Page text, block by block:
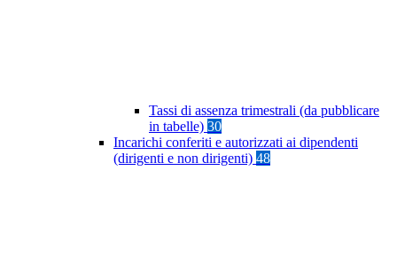
Tassi di assenza trimestrali (da pubblicare
in tabelle) 30
Incarichi conferiti e autorizzati ai dipendenti
(dirigenti e non dirigenti) 48